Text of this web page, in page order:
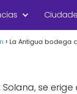
La Antigua bodega
se